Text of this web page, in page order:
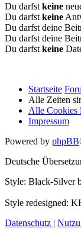
Du darfst keine
Du darfst keine
Du darfst deine
Du darfst deine
Du darfst keine
Startseite
Alle Zeiten
Alle Cookies
Impressum
Powered by phpBB
Deutsche
Style: Black-Silver
Style redesigned:
Datenschutz |